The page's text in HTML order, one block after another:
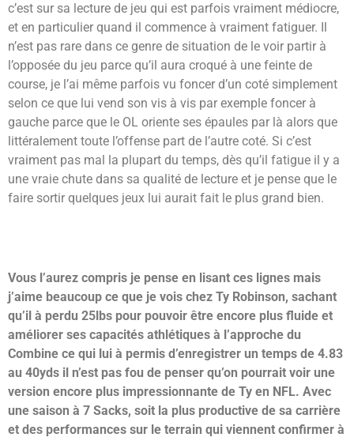
c’est sur sa lecture de jeu qui est parfois vraiment médiocre,
et en particulier quand il commence à vraiment fatiguer. Il
n’est pas rare dans ce genre de situation de le voir partir à
l’opposée du jeu parce qu’il aura croqué à une feinte de
course, je l’ai même parfois vu foncer d’un coté simplement
selon ce que lui vend son vis à vis par exemple foncer à
gauche parce que le OL oriente ses épaules par là alors que
littéralement toute l’offense part de l’autre coté. Si c’est
vraiment pas mal la plupart du temps, dès qu’il fatigue il y a
une vraie chute dans sa qualité de lecture et je pense que le
faire sortir quelques jeux lui aurait fait le plus grand bien.
Vous l’aurez compris je pense en lisant ces lignes mais
j’aime beaucoup ce que je vois chez Ty Robinson, sachant
qu’il à perdu 25lbs pour pouvoir être encore plus fluide et
améliorer ses capacités athlétiques à l’approche du
Combine ce qui lui à permis d’enregistrer un temps de 4.83
au 40yds il n’est pas fou de penser qu’on pourrait voir une
version encore plus impressionnante de Ty en NFL. Avec
une saison à 7 Sacks, soit la plus productive de sa carrière
et des performances sur le terrain qui viennent confirmer à